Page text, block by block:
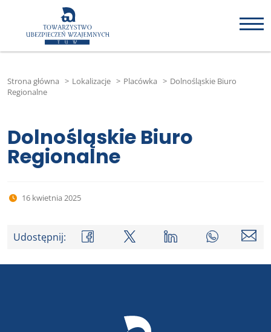
Strona główna > Lokalizacje > Placówka > Dolnośląskie Biuro
Regionalne
Dolnośląskie Biuro
Regionalne
16 kwietnia 2025
Udostępnij: